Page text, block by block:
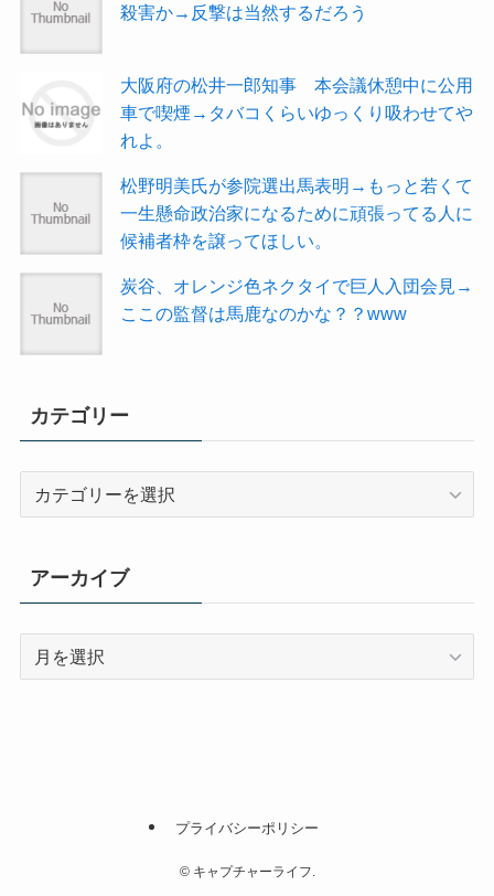
殺害か→反撃は当然するだろう
大阪府の松井一郎知事 本会議休憩中に公用
車で喫煙→タバコくらいゆっくり吸わせてや
れよ。
松野明美氏が参院選出馬表明→もっと若くて
一生懸命政治家になるために頑張ってる人に
候補者枠を譲ってほしい。
炭谷、オレンジ色ネクタイで巨人入団会見→
ここの監督は馬鹿なのかな？？www
カテゴリー
リ
ー
アーカイブ
プライバシーポリシー
©キャプチャーライフ.